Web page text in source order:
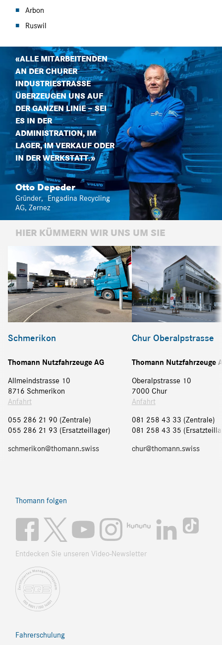
Arbon
Ruswil
«ALLE MITARBEITENDEN
AN DER CHURER
INDUSTRIESTRASSE
ÜBERZEUGEN UNS AUF
DER GANZEN LINIE − SEI
ES IN DER
ADMINISTRATION, IM
LAGER, IM VERKAUF ODER
IN DER WERKSTATT.»
Otto Depeder
Gründer, Engadina Recycling
AG, Zernez
HIER KÜMMERN WIR UNS UM SIE
Schmerikon
Thomann Nutzfahrzeuge AG
Allmeindstrasse 10
8716 Schmerikon
Anfahrt
055 286 21 90 (Zentrale)
055 286 21 93 (Ersatzteillager)
schmerikon@thomann.swiss
Chur Oberalpstrasse
Thomann Nutzfahrzeuge
Oberalpstrasse 10
7000 Chur
Anfahrt
081 258 43 33 (Zentrale)
081 258 43 35
chur@thomann.swiss
Thomann folgen
Entdecken Sie unseren Video-Newsletter
Fahrerschulung